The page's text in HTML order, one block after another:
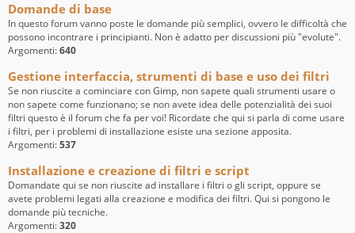
Domande di base
In questo forum vanno poste le domande più semplici, ovvero le difficoltà che
possono incontrare i principianti. Non è adatto per discussioni più "evolute".
Argomenti:640
Gestione interfaccia, strumenti di base e uso dei filtri
Se non riuscite a cominciare con Gimp, non sapete quali strumenti usare o
non sapete come funzionano; se non avete idea delle potenzialità dei suoi
filtri questo è il forum che fa per voi! Ricordate che qui si parla di come usare
i filtri, per i problemi di installazione esiste una sezione apposita.
Argomenti:537
Installazione e creazione di filtri e script
Domandate qui se non riuscite ad installare i filtri o gli script, oppure se
avete problemi legati alla creazione e modifica dei filtri. Qui si pongono le
domande più tecniche.
Argomenti:320